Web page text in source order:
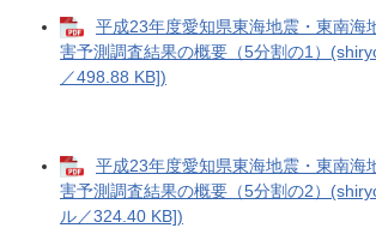
平成23年度愛知県東海地震・東南海
害予測調査結果の概要（5分割の1）
／498.88 KB])
平成23年度愛知県東海地震・東南海
害予測調査結果の概要（5分割の2）
ル／324.40 KB])